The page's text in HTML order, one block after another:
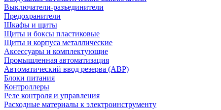
Выключатели-разъединители
Предохранители
Шкафы и щиты
Щиты и боксы пластиковые
Щиты и корпуса металлические
Аксессуары и комплектующие
Промышленная автоматизация
Автоматический ввод резерва (АВР)
Блоки питания
Контроллеры
Реле контроля и управления
Расходные материалы к электроинструменту